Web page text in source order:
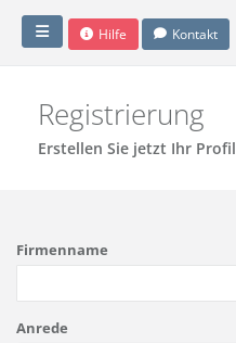
Hilfe Kontakt
Registrierung
Erstellen Sie jetzt Ihr Profil
Firmenname
Anrede